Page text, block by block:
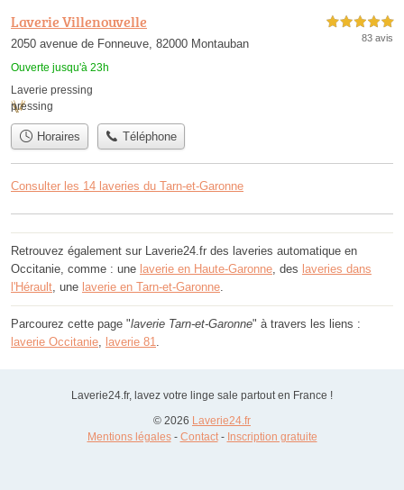
Laverie Villenouvelle
2050 avenue de Fonneuve, 82000 Montauban
Ouverte jusqu'à 23h
5,0 étoiles sur 5
83 avis
Laverie pressing
pressing
Horaires Téléphone
Consulter les 14 laveries du Tarn-et-Garonne
Retrouvez également sur Laverie24.fr des laveries automatique en
Occitanie, comme : une laverie en Haute-Garonne , des laveries dans
l'Hérault , une laverie en Tarn-et-Garonne
Parcourez cette page "laverie Tarn-et-Garonne" à travers les liens :
laverie Occitanie laverie 81
Laverie24.fr, lavez votre linge sale partout en France !
© 2026 Laverie24.fr
Mentions légales- Contact- Inscription gratuite